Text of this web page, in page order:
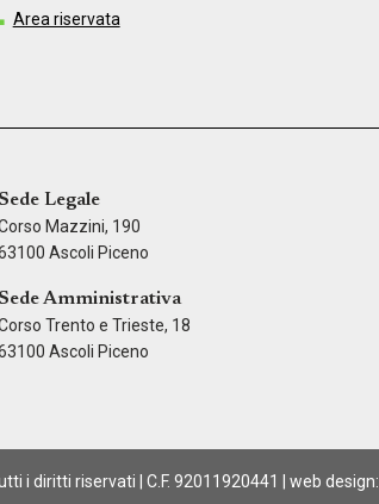
Area riservata
Sede Legale
Mazzini, 190
Ascoli Piceno
Sede Amministrativa
Trento e Trieste, 18
Ascoli Piceno
i diritti riservati | C.F. 92011920441 | web design: